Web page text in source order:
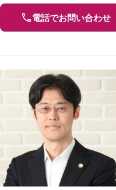
電話でお問い合わせ